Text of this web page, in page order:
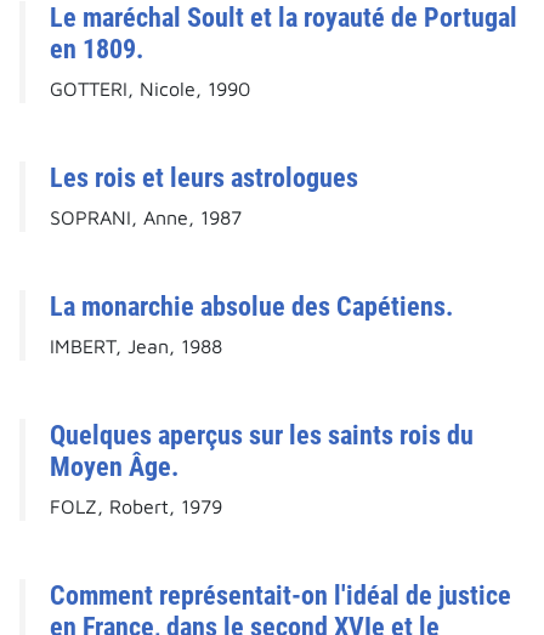
Le maréchal Soult et la royauté de Portugal
en 1809.
GOTTERI, Nicole, 1990
Les rois et leurs astrologues
SOPRANI, Anne, 1987
La monarchie absolue des Capétiens.
IMBERT, Jean, 1988
Quelques aperçus sur les saints rois du
Moyen Âge.
FOLZ, Robert, 1979
Comment représentait-on l'idéal de justice
en France, dans le second XVIe et le